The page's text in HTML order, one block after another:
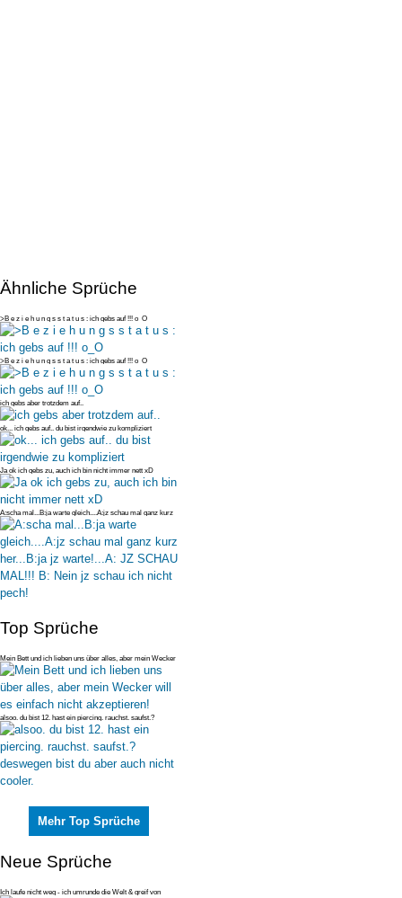
Ähnliche Sprüche
>B e z i e h u n g s s t a t u s : ich gebs auf !!! o_O
>B e z i e h u n g s s t a t u s : ich gebs auf !!! o_O
ich gebs aber trotzdem auf..
ok... ich gebs auf.. du bist irgendwie zu kompliziert
Ja ok ich gebs zu, auch ich bin nicht immer nett xD
A:scha mal...B:ja warte gleich....A:jz schau mal ganz kurz
her...B:ja jz
Top Sprüche
Mein Bett und ich lieben uns über alles, aber mein Wecker
will es einfac
alsoo. du bist 12. hast ein piercing. rauchst. saufst.?
deswegen bist du
Mehr Top Sprüche
Neue Sprüche
Ich laufe nicht weg - ich umrunde die Welt & greif von